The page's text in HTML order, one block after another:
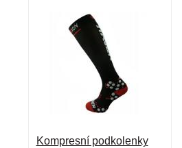
Kompresní podkolenky